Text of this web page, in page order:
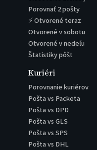
Porovnať 2 pošty
⚡ Otvorené teraz
Otvorené v sobotu
Otvorené v nedeľu
Štatistiky pôšt
Kuriéri
Porovnanie kuriérov
Pošta vs Packeta
Pošta vs DPD
Pošta vs GLS
Pošta vs SPS
Pošta vs DHL